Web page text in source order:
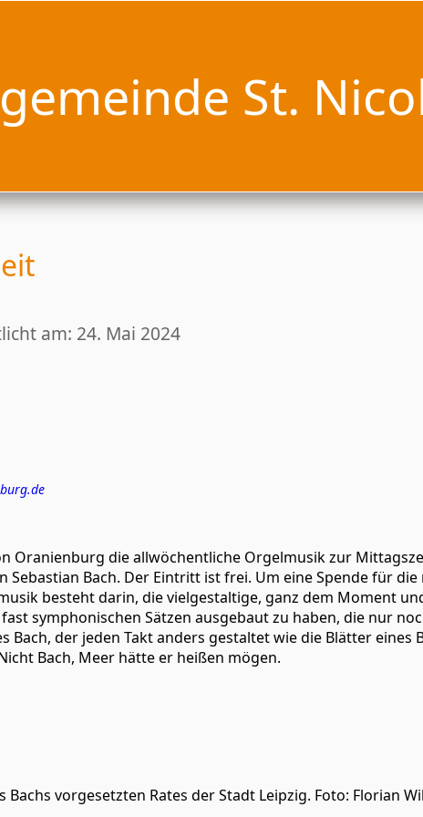
St.
am: 24. Mai 2024
Oranienburg die allwöchentliche Orgelmusik zur
Sebastian Bach. Der Eintritt ist frei. Um eine Spende für
besteht darin, die vielgestaltige, ganz dem Moment
symphonischen Sätzen ausgebaut zu haben, die nur
der jeden Takt anders gestaltet wie die Blätter eines
Bach, Meer hätte er heißen mögen.
vorgesetzten Rates der Stadt Leipzig. Foto: Florian